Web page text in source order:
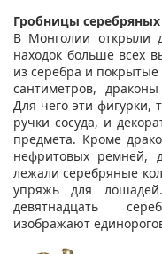
Гробницы
В Монголии открыли
находок больше всех
из серебра и покрытые
сантиметров,
Для чего эти фигурки,
ручки сосуда, и
предмета. Кроме
нефритовых ремней,
лежали серебряные
упряжь для
девятнадцать
изображают